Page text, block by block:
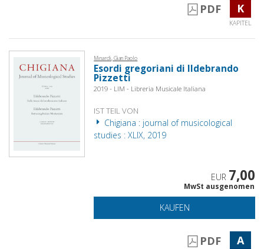
PDF K
KAPITEL
Minardi, Gian Paolo
Esordi gregoriani di Ildebrando
Pizzetti
2019 - LIM - Libreria Musicale Italiana
IST TEIL VON
Chigiana : journal of musicological
studies : XLIX, 2019
EUR 7,00
MwSt ausgenomen
KAUFEN
PDF A